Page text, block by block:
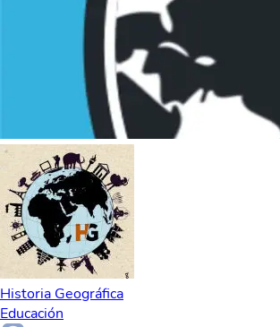
Historia Geográfica
Educación